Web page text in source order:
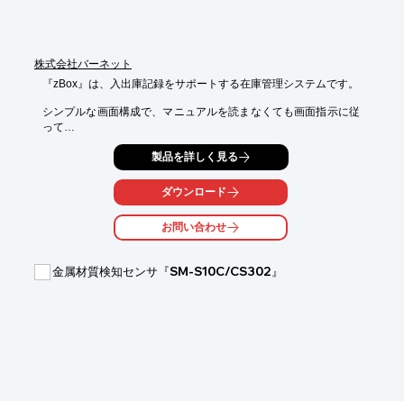
株式会社バーネット
『zBox』は、入出庫記録をサポートする在庫管理システムです。
シンプルな画面構成で、マニュアルを読まなくても画面指示に従
って
基本的な操作が可能。
また、アイテム情報や在庫情報、入出庫履歴などの各種データ
CSVファイルで出力でき、EXCEL等で編集可能で必要な帳票や
お客様自身で作ることができます。
■かんたんに使えるスマホアプリ
製品を詳しく見る
ダウンロード
お問い合わせ
金属材質検知センサ『SM-S10C/CS302』